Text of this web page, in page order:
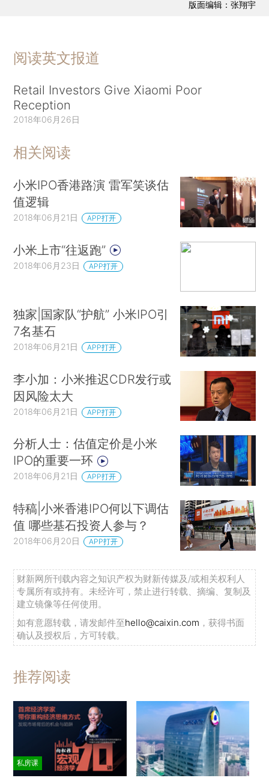
版面编辑：张翔宇
阅读英文报道
Retail Investors Give Xiaomi Poor
Reception
2018年06月26日
相关阅读
小米IPO香港路演 雷军笑谈估
值逻辑
2018年06月21日 APP打开
小米上市“往返跑”
2018年06月23日 APP打开
独家|国家队“护航” 小米IPO引
7名基石
2018年06月21日 APP打开
李小加：小米推迟CDR发行或
因风险太大
2018年06月21日 APP打开
分析人士：估值定价是小米
IPO的重要一环
2018年06月21日 APP打开
特稿|小米香港IPO何以下调估
值 哪些基石投资人参与？
2018年06月20日 APP打开
财新网所刊载内容之知识产权为财新传媒及/或相关权利人
专属所有或持有。未经许可，禁止进行转载、摘编、复制及
建立镜像等任何使用。
如有意愿转载，请发邮件至hello@caixin.com ，获得书面
确认及授权后，方可转载。
推荐阅读
私房课